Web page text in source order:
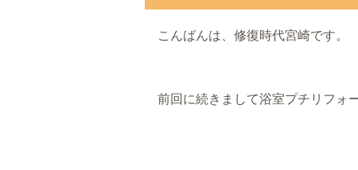
こんばんは、修復時代宮崎です。
前回に続きまして浴室プチリフォ